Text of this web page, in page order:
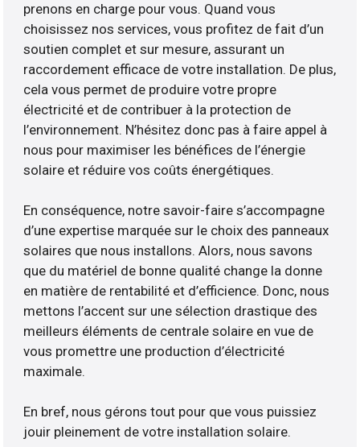
prenons en charge pour vous. Quand vous
choisissez nos services, vous profitez de fait d’un
soutien complet et sur mesure, assurant un
raccordement efficace de votre installation. De plus,
cela vous permet de produire votre propre
électricité et de contribuer à la protection de
l’environnement. N’hésitez donc pas à faire appel à
nous pour maximiser les bénéfices de l’énergie
solaire et réduire vos coûts énergétiques.
En conséquence, notre savoir-faire s’accompagne
d’une expertise marquée sur le choix des panneaux
solaires que nous installons. Alors, nous savons
que du matériel de bonne qualité change la donne
en matière de rentabilité et d’efficience. Donc, nous
mettons l’accent sur une sélection drastique des
meilleurs éléments de centrale solaire en vue de
vous promettre une production d’électricité
maximale.
En bref, nous gérons tout pour que vous puissiez
jouir pleinement de votre installation solaire.